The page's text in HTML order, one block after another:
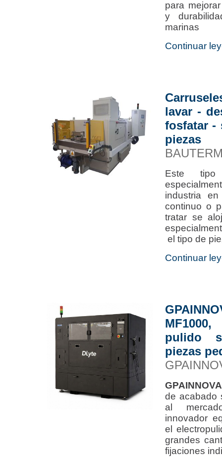
para
y
marinas
Continuar
lavar -
fosfatar -
piezas
Este
industria
continuo o
tratar se
el tipo de
Continuar
pulido
piezas
GPAINNOVA
de acabado
al
innovador
el
grandes
fijaciones